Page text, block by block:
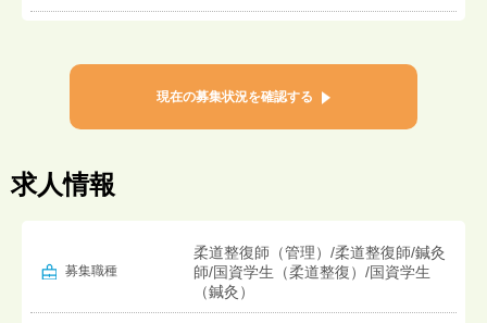
現在の募集状況を確認する
求人情報
募集職種
柔道整復師（管理）/柔道整復師/鍼灸
師/国資学生（柔道整復）/国資学生
（鍼灸）